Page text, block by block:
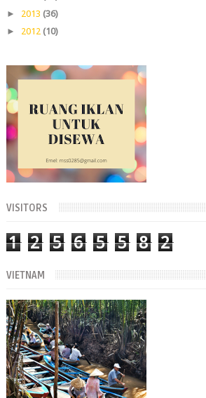
► 2013 (36)
► 2012 (10)
VISITORS
1 2 5 6 5 5 8 2
VIETNAM